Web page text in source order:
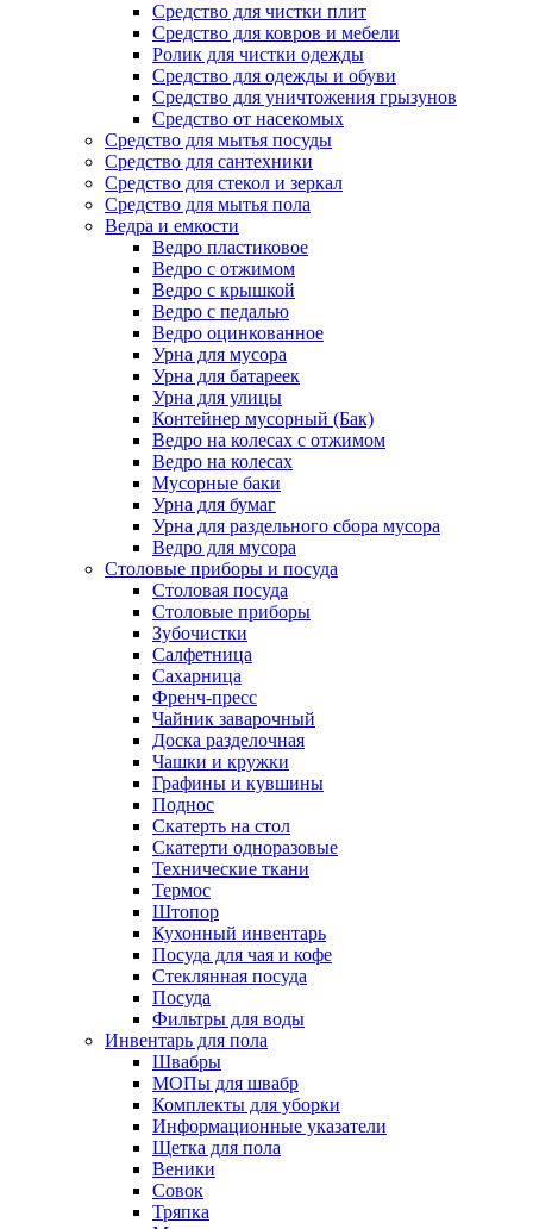
Средство для чистки плит
Средство для ковров и мебели
Ролик для чистки одежды
Средство для одежды и обуви
Средство для уничтожения грызунов
Средство от насекомых
Средство для мытья посуды
Средство для сантехники
Средство для стекол и зеркал
Средство для мытья пола
Ведра и емкости
Ведро пластиковое
Ведро с отжимом
Ведро с крышкой
Ведро с педалью
Ведро оцинкованное
Урна для мусора
Урна для батареек
Урна для улицы
Контейнер мусорный (Бак)
Ведро на колесах с отжимом
Ведро на колесах
Мусорные баки
Урна для бумаг
Урна для раздельного сбора мусора
Ведро для мусора
Столовые приборы и посуда
Столовая посуда
Столовые приборы
Зубочистки
Салфетница
Сахарница
Френч-пресс
Чайник заварочный
Доска разделочная
Чашки и кружки
Графины и кувшины
Поднос
Скатерть на стол
Скатерти одноразовые
Технические ткани
Термос
Штопор
Кухонный инвентарь
Посуда для чая и кофе
Стеклянная посуда
Посуда
Фильтры для воды
Инвентарь для пола
Швабры
МОПы для швабр
Комплекты для уборки
Информационные указатели
Щетка для пола
Веники
Совок
Тряпка